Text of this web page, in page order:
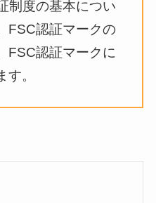
制度の基本につい
FSC認証マークの
FSC認証マークに
。